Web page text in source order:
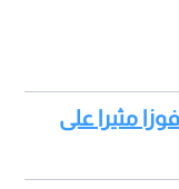
مثيرا على